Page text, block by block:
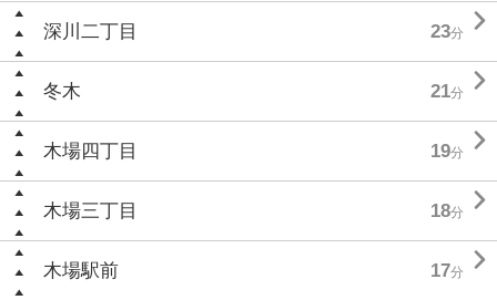
深川二丁目 23分 
冬木 21分 
木場四丁目 19分 
木場三丁目 18分 
木場駅前 17分 